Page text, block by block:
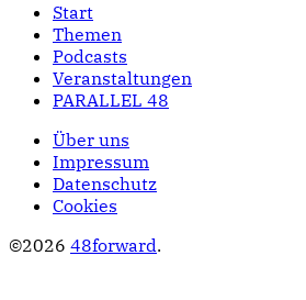
Start
Themen
Podcasts
Veranstaltungen
PARALLEL 48
Über uns
Impressum
Datenschutz
Cookies
©2026 48forward.